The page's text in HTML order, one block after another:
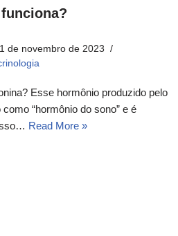
de novembro de 2023
Esse hormônio produzido pelo
“hormônio do sono” e é
Read More »